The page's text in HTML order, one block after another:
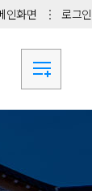
인화면 로그인